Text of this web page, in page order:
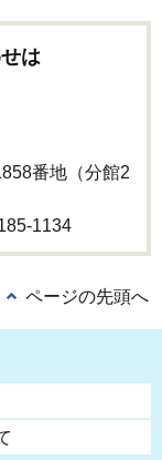
は
番地（分館2
1134
ページの先頭へ